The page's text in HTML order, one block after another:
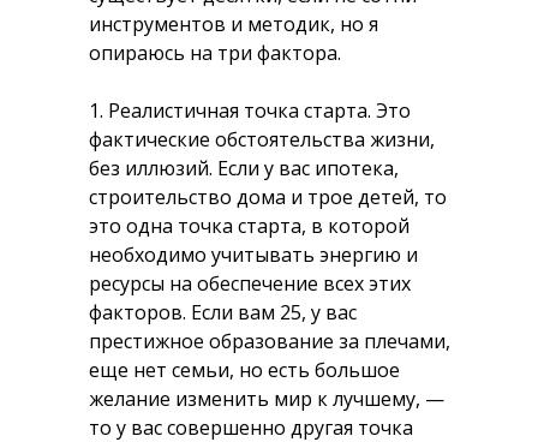
инструментов и методик, но я
опираюсь на три фактора.
1. Реалистичная точка старта. Это
фактические обстоятельства жизни,
без иллюзий. Если у вас ипотека,
строительство дома и трое детей, то
это одна точка старта, в которой
необходимо учитывать энергию и
ресурсы на обеспечение всех этих
факторов. Если вам 25, у вас
престижное образование за плечами,
еще нет семьи, но есть большое
желание изменить мир к лучшему, —
то у вас совершенно другая точка